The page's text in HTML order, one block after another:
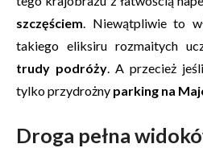
szczęściem. Niewątpliwie to
takiego eliksiru rozmaitych
trudy podróży. A przecież
tylko przydrożny parking na
Droga pełna